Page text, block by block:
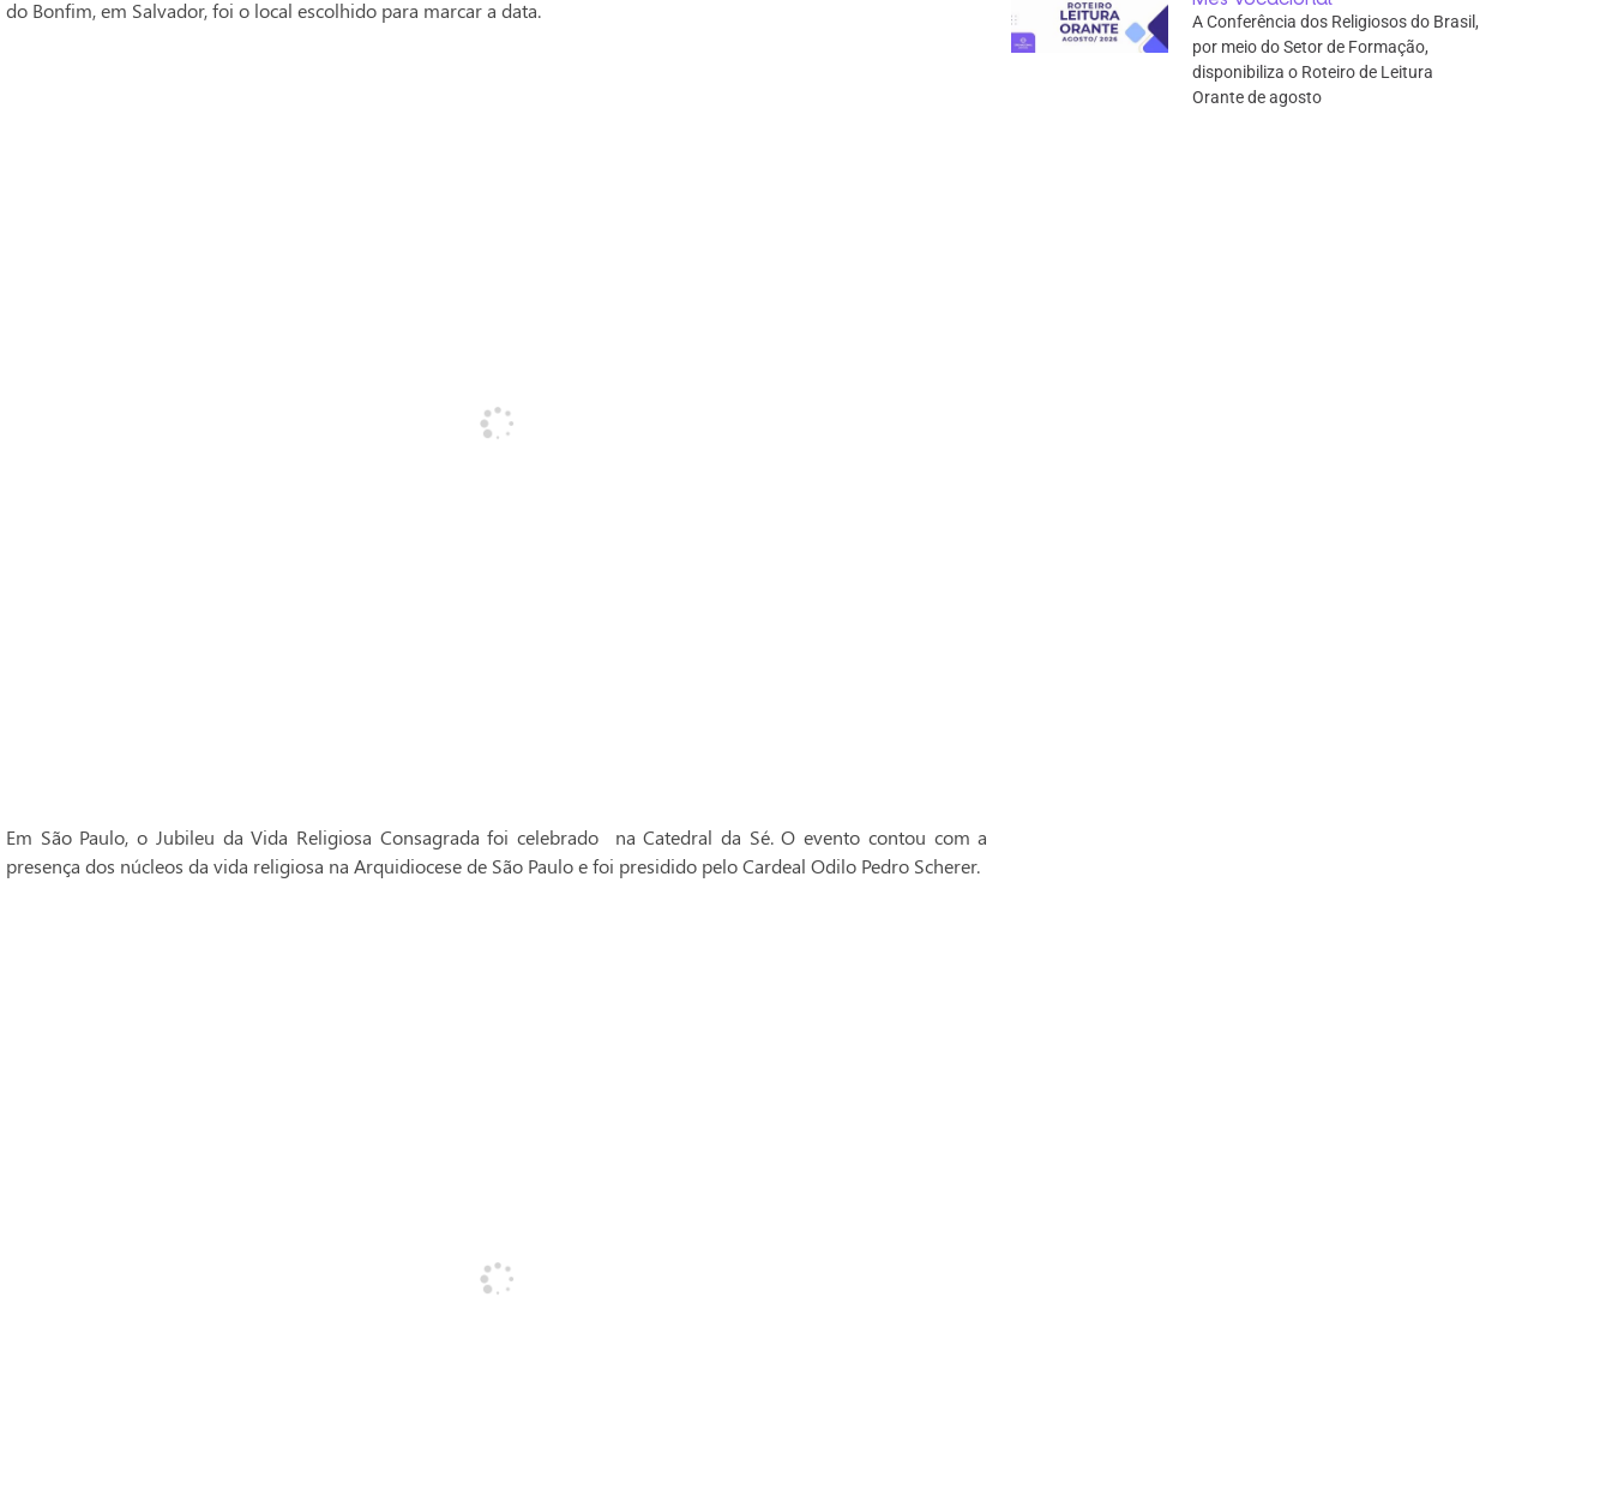
do Bonfim, em Salvador, foi o local escolhido para marcar a data.
Em São Paulo, o Jubileu da Vida Religiosa Consagrada foi celebrado na Catedral da Sé. O evento contou com a
presença dos núcleos da vida religiosa na Arquidiocese de São Paulo e foi presidido pelo Cardeal Odilo Pedro Scherer.
A Conferência dos Religiosos do Brasil,
por meio do Setor de Formação,
disponibiliza o Roteiro de Leitura
Orante de agosto